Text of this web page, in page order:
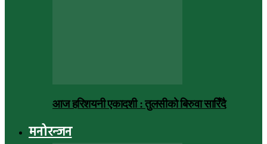
आज हरिशयनी एकादशी : तुलसीको बिरुवा सारिँदै
मनोरन्जन